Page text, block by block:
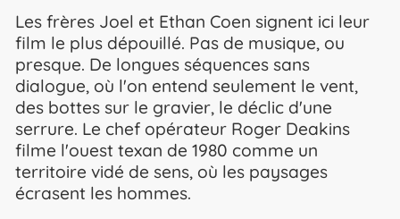
Les frères Joel et Ethan Coen signent ici leur
film le plus dépouillé. Pas de musique, ou
presque. De longues séquences sans
dialogue, où l'on entend seulement le vent,
des bottes sur le gravier, le déclic d'une
serrure. Le chef opérateur Roger Deakins
filme l'ouest texan de 1980 comme un
territoire vidé de sens, où les paysages
écrasent les hommes.